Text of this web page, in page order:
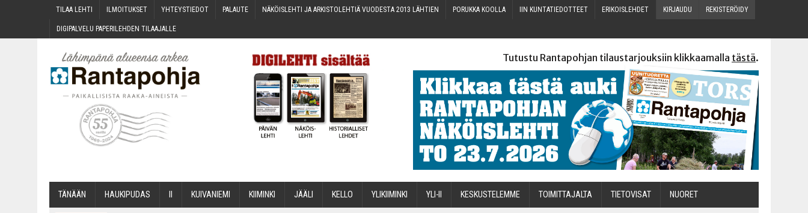
TILAA LEH­TI ILMOI­TUK­SET YHTEYS­TIE­DOT PALAU­TE NÄKÖIS­LEH­TI JA ARKIS­TO­LEH­TIÄ VUO­DES­TA 2013 LÄHTIEN PORUK­KA KOOLLA IIN KUN­TA­TIE­DOT­TEET ERI­KOIS­LEH­DET KIR­JAU­DU REKIS­TE­RÖI­DY
DIGI­PAL­VE­LU PAPE­RI­LEH­DEN TILAAJALLE
Tutustu Rantapohjan tilaustarjouksiin klikkaamalla tästä.
TÄNÄÄN HAU­KI­PU­DAS KUI­VA­NIE­MI KII­MIN­KI JÄÄ­LI KEL­LO YLI­KII­MIN­KI YLI-II KES­KUS­TE­LEM­ME TOI­MIT­TA­JAL­TA TIETOVISAT NUO­RET